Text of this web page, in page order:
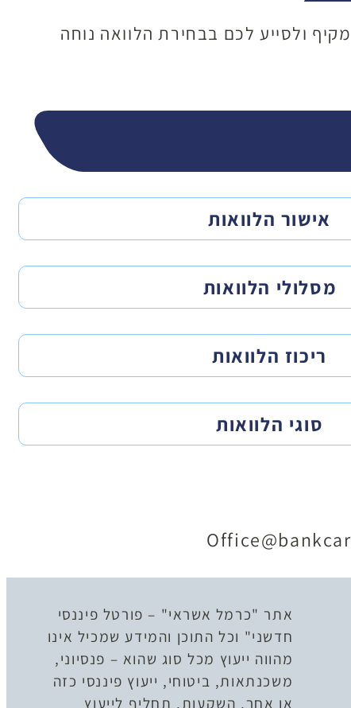
ולסייע לכם בבחירת הלוואה נוחה
אישור הלוואות
מסלולי הלוואות
ריכוז הלוואות
סוגי הלוואות
אתר "כרמל אשראי" – פורטל פיננסי
חדשני" וכל התוכן והמידע שמכיל אינו
מהווה ייעוץ מכל סוג שהוא – פנסיוני,
משכנתאות, ביטוחי, ייעוץ פיננסי כזה
או אחר, השקעות, תחליף לייעוץ